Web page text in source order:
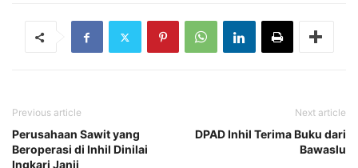
Previous article
Perusahaan Sawit yang
Beroperasi di Inhil Dinilai
Ingkari Janji
Next article
DPAD Inhil Terima Buku dari
Bawaslu